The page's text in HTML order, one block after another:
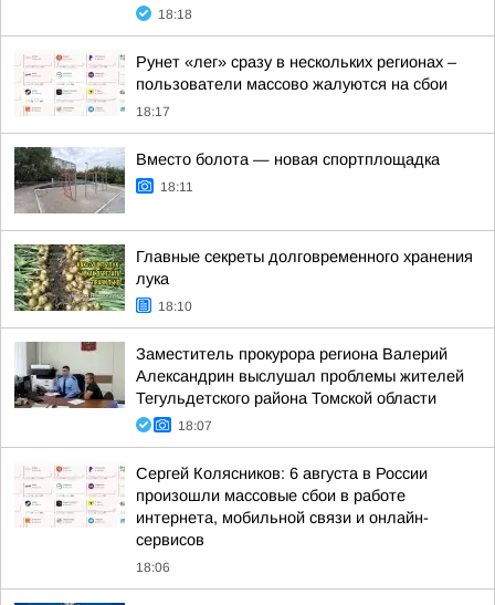
18:18
Рунет «лег» сразу в нескольких регионах –
пользователи массово жалуются на сбои
18:17
Вместо болота — новая спортплощадка
18:11
Главные секреты долговременного хранения
лука
18:10
Заместитель прокурора региона Валерий
Александрин выслушал проблемы жителей
Тегульдетского района Томской области
18:07
Сергей Колясников: 6 августа в России
произошли массовые сбои в работе
интернета, мобильной связи и онлайн-
сервисов
18:06